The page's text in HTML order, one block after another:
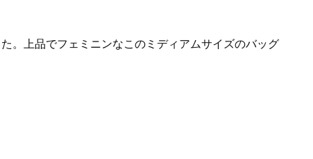
。上品でフェミニンなこのミディアムサイズのバッグ